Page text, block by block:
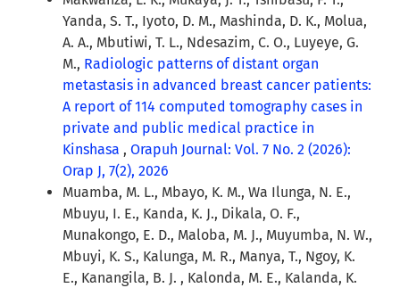
Yanda, S. T., Iyoto, D. M., Mashinda, D. K., Molua,
A. A., Mbutiwi, T. L., Ndesazim, C. O., Luyeye, G.
M., Radiologic patterns of distant organ
metastasis in advanced breast cancer patients:
A report of 114 computed tomography cases in
private and public medical practice in
Kinshasa , Orapuh Journal: Vol. 7 No. 2 (2026):
Orap J, 7(2), 2026
Muamba, M. L., Mbayo, K. M., Wa Ilunga, N. E.,
Mbuyu, I. E., Kanda, K. J., Dikala, O. F.,
Munakongo, E. D., Maloba, M. J., Muyumba, N. W.,
Mbuyi, K. S., Kalunga, M. R., Manya, T., Ngoy, K.
E., Kanangila, B. J. , Kalonda, M. E., Kalanda, K.